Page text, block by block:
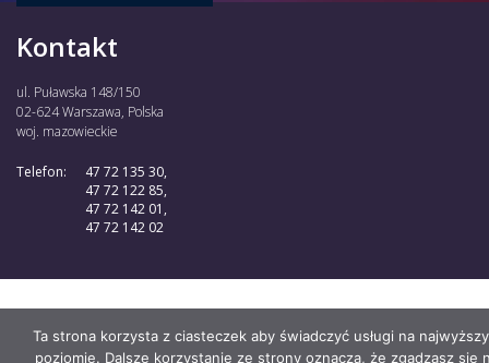
Kontakt
ul. Puławska 148/150
02-624 Warszawa, Polska
woj. mazowieckie
Telefon:
47 72 135 30,
47 72 122 85,
47 72 142 01,
47 72 142 02
Ta strona korzysta z ciasteczek aby świadczyć usługi na
poziomie. Dalsze korzystanie ze strony oznacza, że zgadzasz się